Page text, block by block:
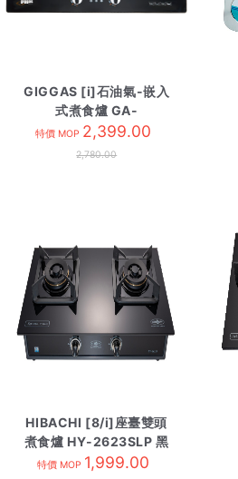
GIGGAS [i]石油氣-嵌入
式煮食爐 GA-
9688II/LPG
特價 MOP 2,399.00
2,780.00
HIBACHI [8/i]座臺雙頭
煮食爐 HY-2623SLP 黑
特價 MOP 1,999.00